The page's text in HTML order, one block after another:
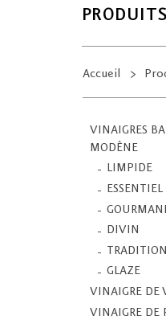
PRODUITS
Accueil
VINAIGRES
MODÈNE
LIMPIDE
ESSENTIEL
DIVIN
GLAZE
VINAIGRE DE
VINAIGRE DE